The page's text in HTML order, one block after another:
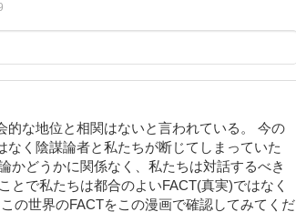
な地位と相関はないと言われている。 今の
く陰謀論者と私たちが断じてしまっていた
かどうかに関係なく、私たちは対話するべき
とで私たちは都合のよいFACT(真実)ではなく
の世界のFACTをこの漫画で確認してみてくだ